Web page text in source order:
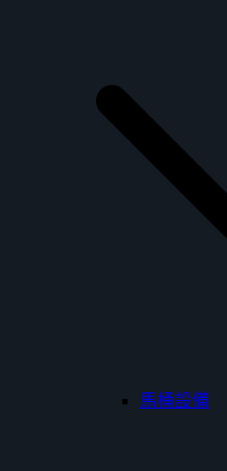
馬桶設備